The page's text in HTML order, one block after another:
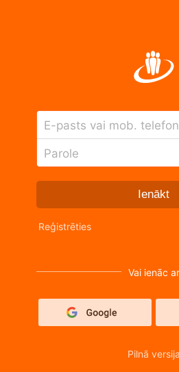
E-pasts vai mob.
Parole
Ienākt
Reģistrēties
Vai ienāc ar
Pilnā versija